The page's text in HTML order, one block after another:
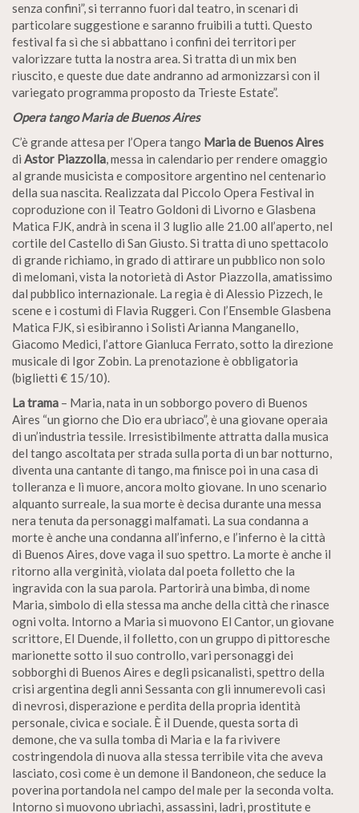
senza confini”, si terranno fuori dal teatro, in scenari di
particolare suggestione e saranno fruibili a tutti. Questo
festival fa sì che si abbattano i confini dei territori per
valorizzare tutta la nostra area. Si tratta di un mix ben
riuscito, e queste due date andranno ad armonizzarsi con il
variegato programma proposto da Trieste Estate”.
Opera tango Maria de Buenos Aires
C’è grande attesa per l’Opera tango Maria de Buenos Aires
di Astor Piazzolla, messa in calendario per rendere omaggio
al grande musicista e compositore argentino nel centenario
della sua nascita. Realizzata dal Piccolo Opera Festival in
coproduzione con il Teatro Goldoni di Livorno e Glasbena
Matica FJK, andrà in scena il 3 luglio alle 21.00 all’aperto, nel
cortile del Castello di San Giusto. Si tratta di uno spettacolo
di grande richiamo, in grado di attirare un pubblico non solo
di melomani, vista la notorietà di Astor Piazzolla, amatissimo
dal pubblico internazionale. La regia è di Alessio Pizzech, le
scene e i costumi di Flavia Ruggeri. Con l’Ensemble Glasbena
Matica FJK, si esibiranno i Solisti Arianna Manganello,
Giacomo Medici, l’attore Gianluca Ferrato, sotto la direzione
musicale di Igor Zobin. La prenotazione è obbligatoria
(biglietti € 15/10).
La trama – Maria, nata in un sobborgo povero di Buenos
Aires “un giorno che Dio era ubriaco”, è una giovane operaia
di un’industria tessile. Irresistibilmente attratta dalla musica
del tango ascoltata per strada sulla porta di un bar notturno,
diventa una cantante di tango, ma finisce poi in una casa di
tolleranza e lì muore, ancora molto giovane. In uno scenario
alquanto surreale, la sua morte è decisa durante una messa
nera tenuta da personaggi malfamati. La sua condanna a
morte è anche una condanna all’inferno, e l’inferno è la città
di Buenos Aires, dove vaga il suo spettro. La morte è anche il
ritorno alla verginità, violata dal poeta folletto che la
ingravida con la sua parola. Partorirà una bimba, di nome
Maria, simbolo di ella stessa ma anche della città che rinasce
ogni volta. Intorno a Maria si muovono El Cantor, un giovane
scrittore, El Duende, il folletto, con un gruppo di pittoresche
marionette sotto il suo controllo, vari personaggi dei
sobborghi di Buenos Aires e degli psicanalisti, spettro della
crisi argentina degli anni Sessanta con gli innumerevoli casi
di nevrosi, disperazione e perdita della propria identità
personale, civica e sociale. È il Duende, questa sorta di
demone, che va sulla tomba di Maria e la fa rivivere
costringendola di nuova alla stessa terribile vita che aveva
lasciato, così come è un demone il Bandoneon, che seduce la
poverina portandola nel campo del male per la seconda volta.
Intorno si muovono ubriachi, assassini, ladri, prostitute e